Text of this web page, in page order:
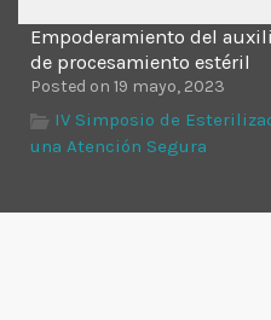
Empoderamiento del
de procesamiento estéril
Posted on 19 mayo, 2023
IV Simposio de
una Atención Segura